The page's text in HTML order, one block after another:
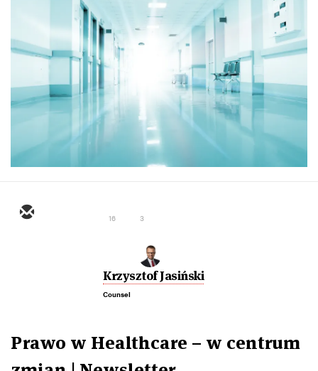
16 3
Krzysztof Jasiński
Counsel
Prawo w Healthcare – w centrum